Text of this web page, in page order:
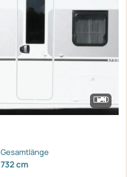
Gesamtlänge
732 cm